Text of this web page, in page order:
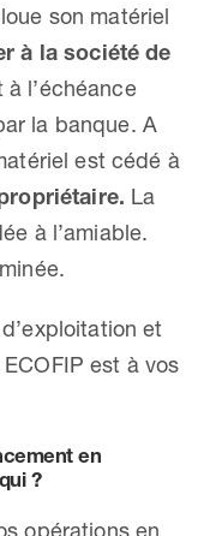
loue son matériel
à la société de
l’échéance
la banque. A
est cédé à
La
à l’amiable.
et
est à vos
en
?